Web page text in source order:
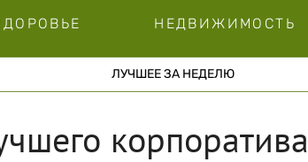
НЕДВИЖИМОСТЬ
ЛУЧШЕЕ ЗА НЕДЕЛЮ
корпоратива